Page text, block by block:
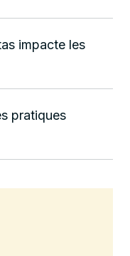
impacte les
pratiques